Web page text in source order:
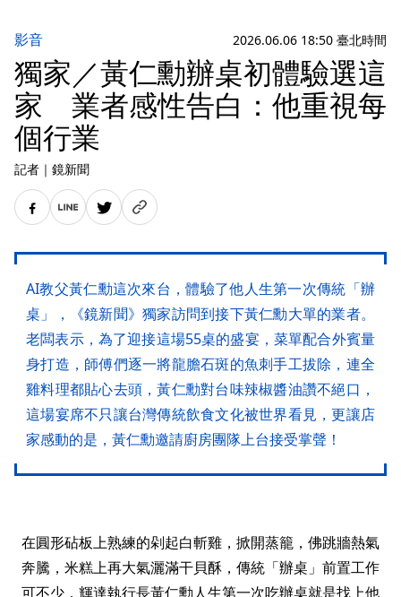
影音 2026.06.06 18:50 臺北時間
獨家／黃仁勳辦桌初體驗選這
家 業者感性告白：他重視每
個行業
記者 ｜ 鏡新聞
AI教父黃仁勳這次來台，體驗了他人生第一次傳統「辦
桌」，《鏡新聞》獨家訪問到接下黃仁勳大單的業者。
老闆表示，為了迎接這場55桌的盛宴，菜單配合外賓量
身打造，師傅們逐一將龍膽石斑的魚刺手工拔除，連全
雞料理都貼心去頭，黃仁勳對台味辣椒醬油讚不絕口，
這場宴席不只讓台灣傳統飲食文化被世界看見，更讓店
家感動的是，黃仁勳邀請廚房團隊上台接受掌聲！
在圓形砧板上熟練的剁起白斬雞，掀開蒸籠，佛跳牆熱氣
奔騰，米糕上再大氣灑滿干貝酥，傳統「辦桌」前置工作
可不少，輝達執行長黃仁勳人生第一次吃辦桌就是找上他